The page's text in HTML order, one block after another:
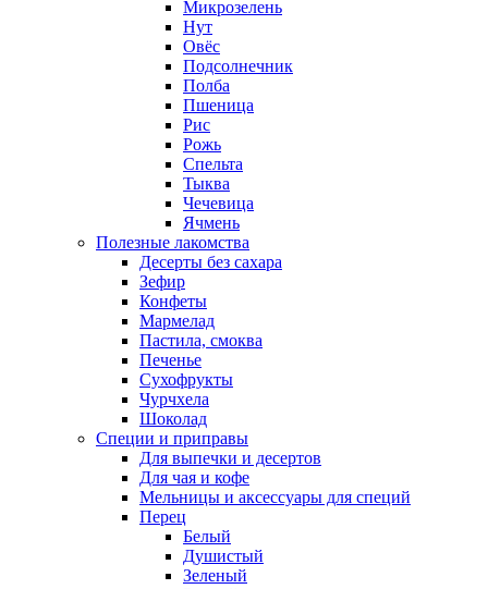
Микрозелень
Нут
Овёс
Подсолнечник
Полба
Пшеница
Рис
Рожь
Спельта
Тыква
Чечевица
Ячмень
Полезные лакомства
Десерты без сахара
Зефир
Конфеты
Мармелад
Пастила, смоква
Печенье
Сухофрукты
Чурчхела
Шоколад
Специи и приправы
Для выпечки и десертов
Для чая и кофе
Мельницы и аксессуары для специй
Перец
Белый
Душистый
Зеленый